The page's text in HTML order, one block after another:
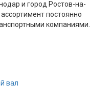
и город Ростов-на-
постоянно
компаниями.
вал